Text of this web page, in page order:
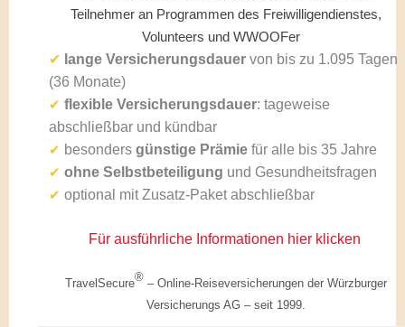
Teilnehmer an Programmen des Freiwilligendienstes,
Volunteers und WWOOFer
✔ lange Versicherungsdauer von bis zu 1.095 Tagen
(36 Monate)
✔ flexible Versicherungsdauer: tageweise
abschließbar und kündbar
✔ besondersgünstige Prämie für alle bis 35 Jahre
✔ ohne Selbstbeteiligung und Gesundheitsfragen
✔ optional mit Zusatz-Paket abschließbar
Für ausführliche Informationen hier klicken
TravelSecure® – Online-Reiseversicherungen der Würzburger
Versicherungs AG – seit 1999.